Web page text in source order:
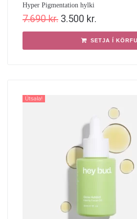
Hyper Pigmentation hylki
7.690kr. 3.500 kr.
SETJA Í KÖRFU
Útsala!